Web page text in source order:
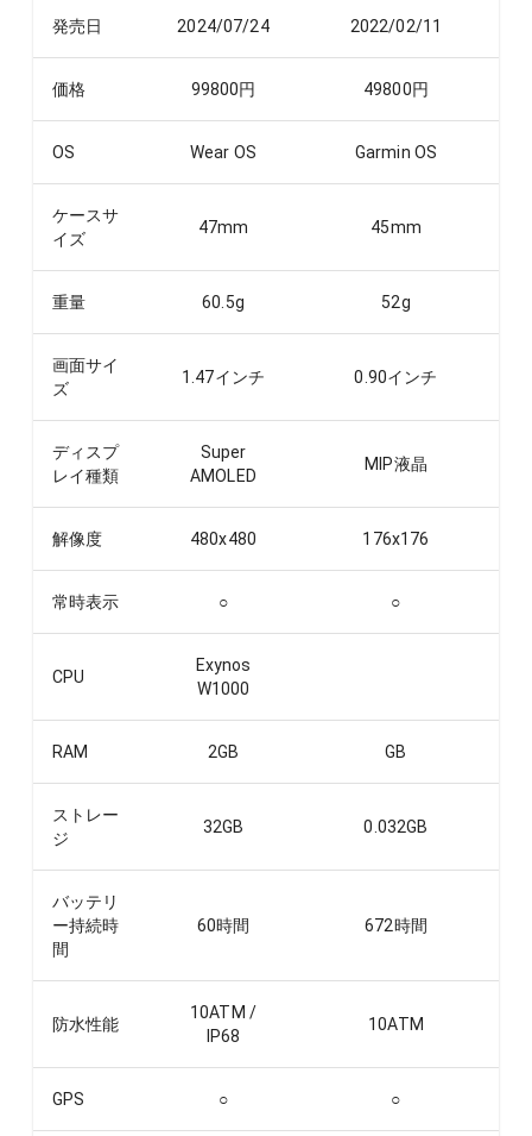
発売日 2024/07/24 2022/02/11
価格 99800円 49800円
OS Wear OS Garmin OS
ケースサ
イズ
47mm 45mm
重量 60.5g 52g
画面サイ
ズ
1.47インチ 0.90インチ
ディスプ
レイ種類
Super
AMOLED
MIP液晶
解像度 480x480 176x176
常時表示 ○ ○
CPU
Exynos
W1000
RAM 2GB GB
ストレー
ジ
32GB 0.032GB
バッテリ
ー持続時
間
60時間 672時間
防水性能
10ATM /
IP68
10ATM
GPS ○ ○